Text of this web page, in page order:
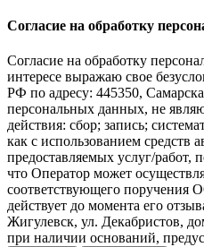
Согласие на обработку
Согласие на обработку
интересе выражаю свое
РФ по адресу: 445350,
персональных данных, не
действия: сбор; запись;
как с использованием средств
предоставляемых услуг/работ,
что Оператор может
соответствующего поручения
действует до момента его
Жигулевск, ул. Декабристов,
при наличии оснований,